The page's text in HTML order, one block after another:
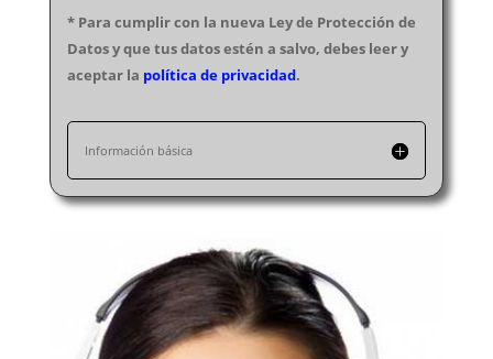
Electricistas Teruel
Electricistas Toledo
Electricistas Valencia
Electricistas Vizcaya
Electricistas Zamora
Electricistas Zaragoza
Electricistas Melilla
* Para cumplir con la nueva Ley de Protección de
Datos y que tus datos estén a salvo, debes leer y
aceptar la política de privacidad.
Información básica